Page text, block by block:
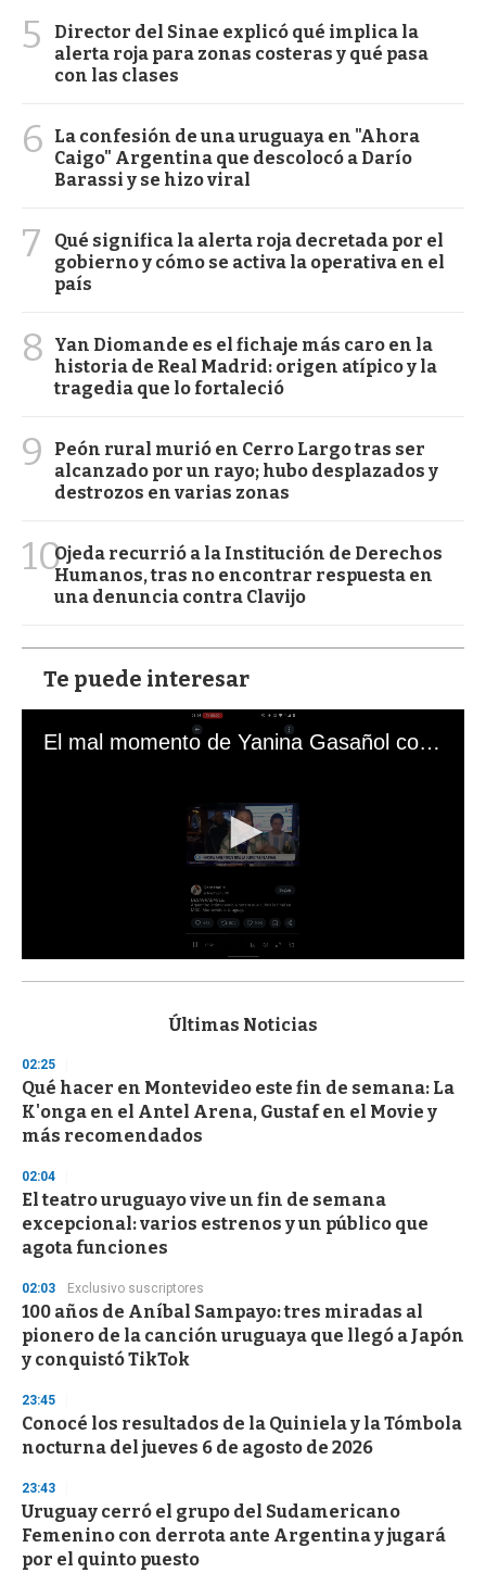
5
Director del Sinae explicó qué implica la
alerta roja para zonas costeras y qué pasa
con las clases
6
La confesión de una uruguaya en "Ahora
Caigo" Argentina que descolocó a Darío
Barassi y se hizo viral
7
Qué significa la alerta roja decretada por el
gobierno y cómo se activa la operativa en el
país
8
Yan Diomande es el fichaje más caro en la
historia de Real Madrid: origen atípico y la
tragedia que lo fortaleció
9
Peón rural murió en Cerro Largo tras ser
alcanzado por un rayo; hubo desplazados y
destrozos en varias zonas
10Ojeda recurrió a la Institución de Derechos
Humanos, tras no encontrar respuesta en
una denuncia contra Clavijo
Te puede interesar
El mal momento de Yanina Gasañol con un hincha argentino en "Subrayado"
s
d
s
o
f
3
s
e
c
o
n
s
Últimas Noticias
02:25
Qué hacer en Montevideo este fin de semana: La
K'onga en el Antel Arena, Gustaf en el Movie y
más recomendados
02:04
El teatro uruguayo vive un fin de semana
excepcional: varios estrenos y un público que
agota funciones
02:03 Exclusivo suscriptores
100 años de Aníbal Sampayo: tres miradas al
pionero de la canción uruguaya que llegó a Japón
y conquistó TikTok
23:45
Conocé los resultados de la Quiniela y la Tómbola
nocturna del jueves 6 de agosto de 2026
23:43
Uruguay cerró el grupo del Sudamericano
Femenino con derrota ante Argentina y jugará
por el quinto puesto